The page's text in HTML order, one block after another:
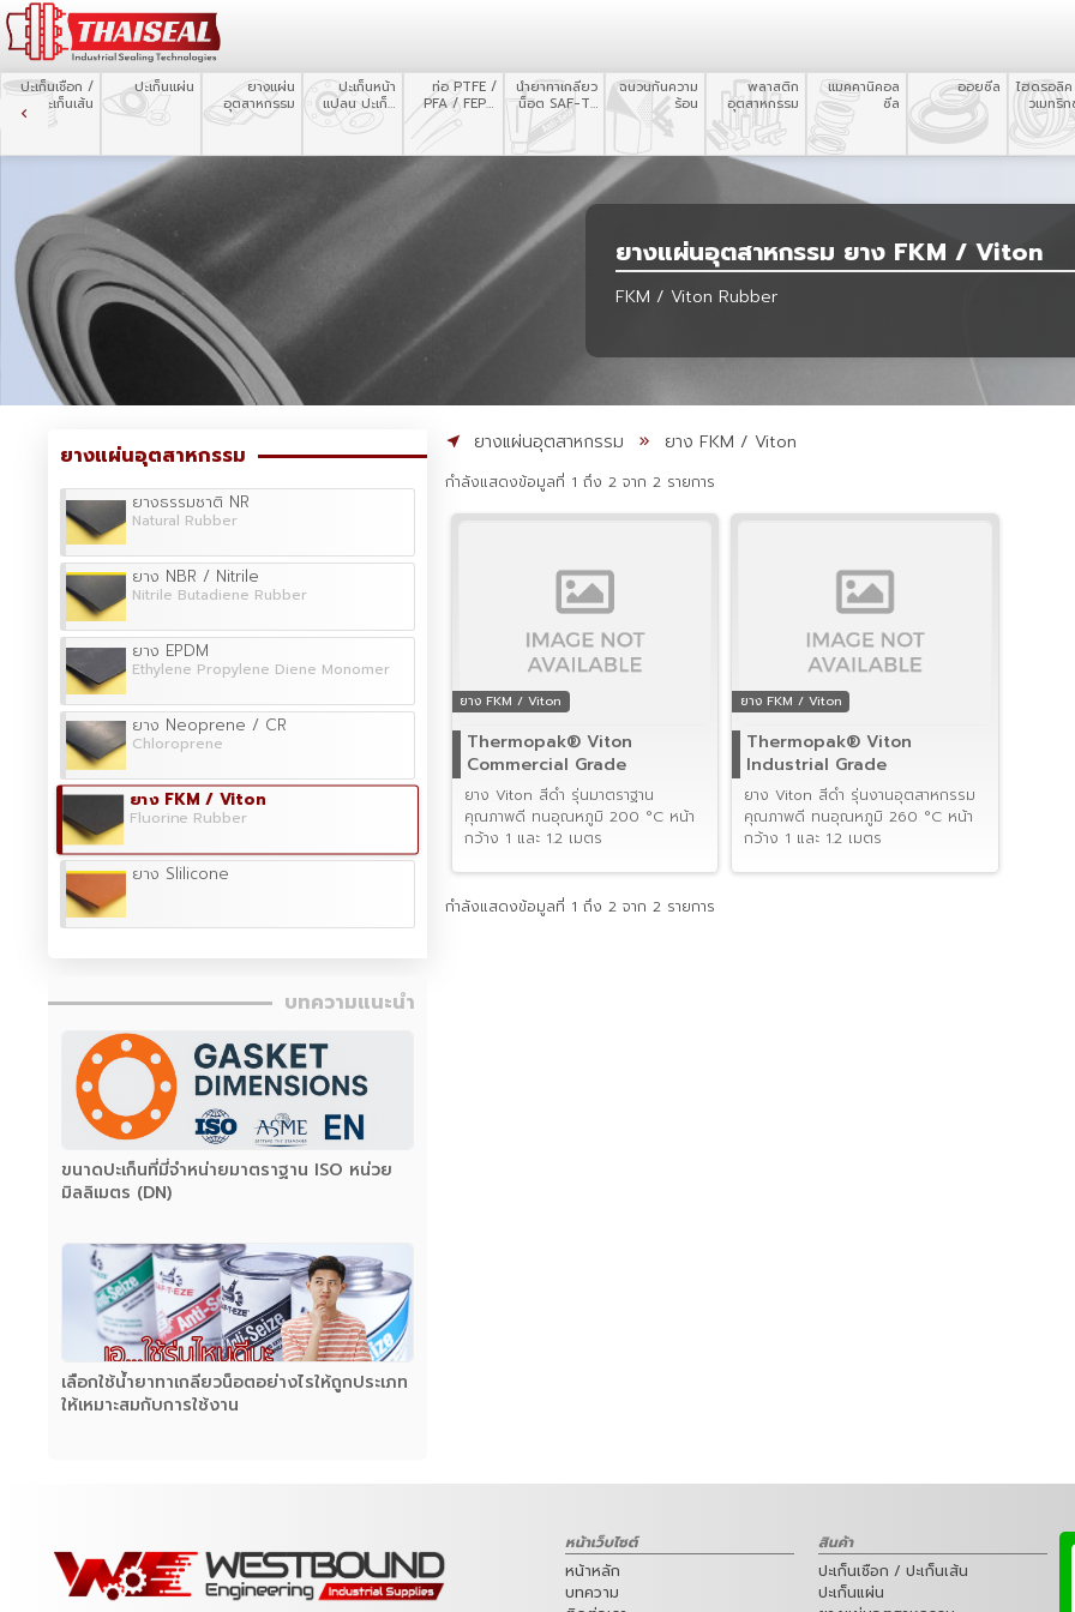
ปะเก็นเชือก /
ปะเก็นเส้น
ปะเก็นแผ่น
ยางแผ่น
อุตสาหกรรม
ปะเก็นหน้า
แปลน ปะเก็น
ท่อ PTFE /
PFA / FEP /
Silicone
น้ำยาทาเกลียว
น็อต SAF-T-
ฉนวนกันความ
ร้อน
พลาสติก
อุตสาหกรรม
แมคคานิคอล
ซีล
ออยซีล
ไฮดรอลิ
วเมทริ
ยางแผ่นอุตสาหกรรม ยาง FKM / Viton
FKM / Viton Rubber
ยางแผ่นอุตสาหกรรม
ยางธรรมชาติ NR
Natural Rubber
ยาง NBR / Nitrile
Nitrile Butadiene Rubber
ยาง EPDM
Ethylene Propylene Diene Monomer
ยาง Neoprene / CR
Chloroprene
ยาง FKM / Viton
Fluorine Rubber
ยาง Slilicone
บทความแนะนำ
ขนาดปะเก็นที่มี่จำหน่ายมาตราฐาน ISO หน่วย
มิลลิเมตร (DN)
เลือกใช้น้ำยาทาเกลียวน็อตอย่างไรให้ถูกประเภท
ให้เหมาะสมกับการใช้งาน
ยางแผ่นอุตสาหกรรม ยาง FKM / Viton
กำลังแสดงข้อมูลที่ 1 ถึง 2 จาก 2 รายการ
ยาง FKM / Viton
Thermopak® Viton
Commercial Grade
ยาง Viton สีดำ รุ่นมาตราฐาน
คุณภาพดี ทนอุณหภูมิ 200 °C หน้า
กว้าง 1 และ 1.2 เมตร
ยาง FKM / Viton
Thermopak® Viton
Industrial Grade
ยาง Viton สีดำ รุ่นงานอุตสาหกรรม
คุณภาพดี ทนอุณหภูมิ 260 °C หน้า
กว้าง 1 และ 1.2 เมตร
กำลังแสดงข้อมูลที่ 1 ถึง 2 จาก 2 รายการ
หน้าเว็บไซต์
หน้าหลัก
บทความ
สินค้า
ปะเก็นเชือก / ปะเก็นเส้น
ปะเก็นแผ่น